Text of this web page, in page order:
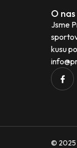
O nas
Jsme
kusu
© 2025